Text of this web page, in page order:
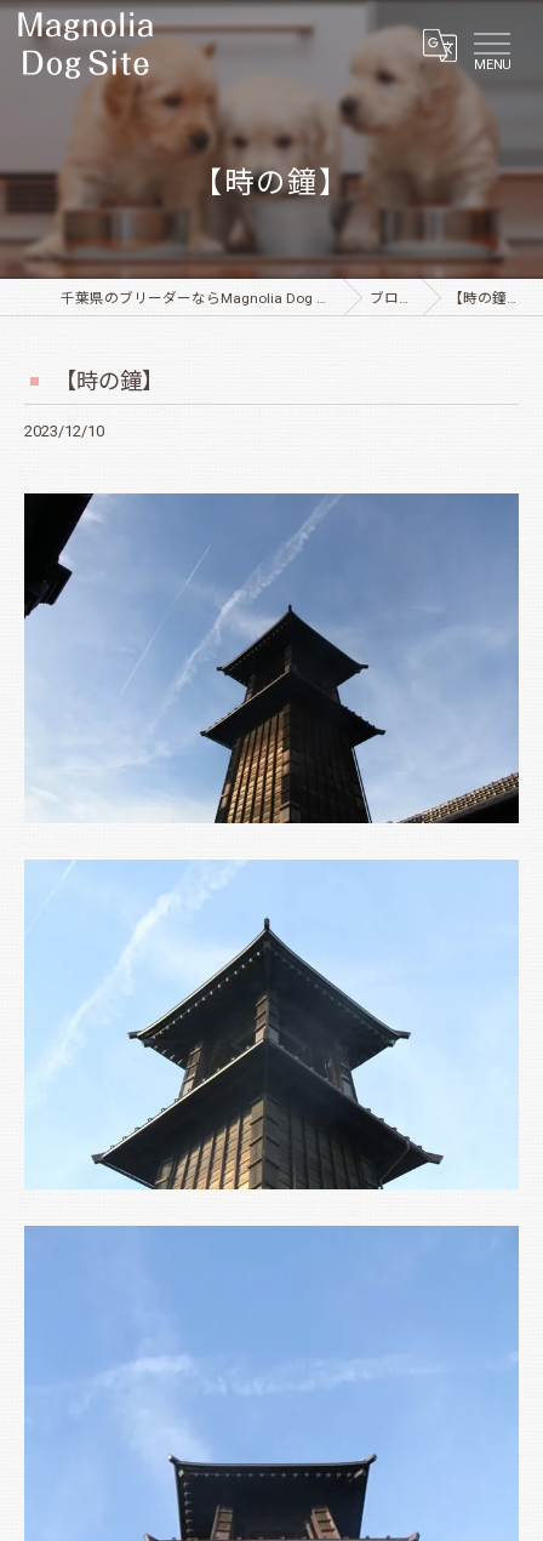
MENU
【時の鐘】
千葉県のブリーダーならMagnolia Dog Site ブログ 【時の鐘】
【時の鐘】
2023/12/10